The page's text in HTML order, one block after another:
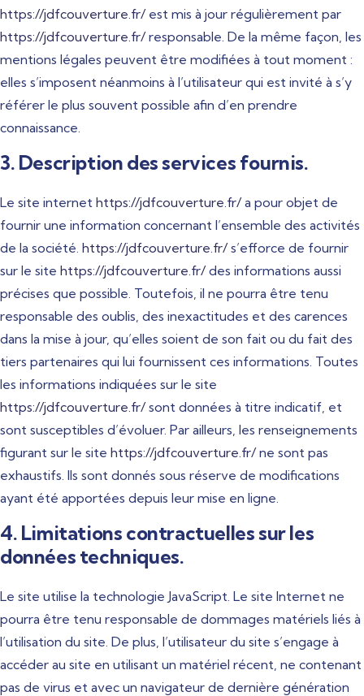
https://jdfcouverture.fr/est mis à jour régulièrement par
https://jdfcouverture.fr/responsable. De la même façon, les
mentions légales peuvent être modifiées à tout moment :
elles s’imposent néanmoins à l’utilisateur qui est invité à s’y
référer le plus souvent possible afin d’en prendre
connaissance.
3. Description des services fournis.
Le site internet https://jdfcouverture.fr/a pour objet de
fournir une information concernant l’ensemble des activités
de la société. https://jdfcouverture.fr/s’efforce de fournir
sur le site https://jdfcouverture.fr/des informations aussi
précises que possible. Toutefois, il ne pourra être tenu
responsable des oublis, des inexactitudes et des carences
dans la mise à jour, qu’elles soient de son fait ou du fait des
tiers partenaires qui lui fournissent ces informations. Toutes
les informations indiquées sur le site
https://jdfcouverture.fr/sont données à titre indicatif, et
sont susceptibles d’évoluer. Par ailleurs, les renseignements
figurant sur le site https://jdfcouverture.fr/ne sont pas
exhaustifs. Ils sont donnés sous réserve de modifications
ayant été apportées depuis leur mise en ligne.
4. Limitations contractuelles sur les
données techniques.
Le site utilise la technologie JavaScript. Le site Internet ne
pourra être tenu responsable de dommages matériels liés à
l’utilisation du site. De plus, l’utilisateur du site s’engage à
accéder au site en utilisant un matériel récent, ne contenant
pas de virus et avec un navigateur de dernière génération